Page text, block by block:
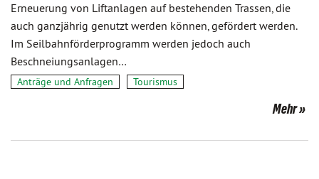
Erneuerung von Liftanlagen auf bestehenden Trassen, die
auch ganzjährig genutzt werden können, gefördert werden.
Im Seilbahnförderprogramm werden jedoch auch
Beschneiungsanlagen…
Anträge und Anfragen Tourismus
Mehr